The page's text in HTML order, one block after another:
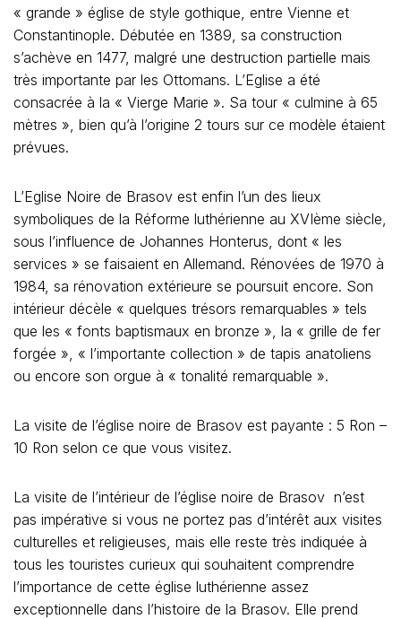
« grande » église de style gothique, entre Vienne et
Constantinople. Débutée en 1389, sa construction
s’achève en 1477, malgré une destruction partielle mais
très importante par les Ottomans. L’Eglise a été
consacrée à la « Vierge Marie ». Sa tour « culmine à 65
mètres », bien qu’à l’origine 2 tours sur ce modèle étaient
prévues.
L’Eglise Noire de Brasov est enfin l’un des lieux
symboliques de la Réforme luthérienne au XVIème siècle,
sous l’influence de Johannes Honterus, dont « les
services » se faisaient en Allemand. Rénovées de 1970 à
1984, sa rénovation extérieure se poursuit encore. Son
intérieur décèle « quelques trésors remarquables » tels
que les « fonts baptismaux en bronze », la « grille de fer
forgée », « l’importante collection » de tapis anatoliens
ou encore son orgue à « tonalité remarquable ».
La visite de l’église noire de Brasov est payante : 5 Ron –
10 Ron selon ce que vous visitez.
La visite de l’intérieur de l’église noire de Brasov n’est
pas impérative si vous ne portez pas d’intérêt aux visites
culturelles et religieuses, mais elle reste très indiquée à
tous les touristes curieux qui souhaitent comprendre
l’importance de cette église luthérienne assez
exceptionnelle dans l’histoire de la Brasov. Elle prend